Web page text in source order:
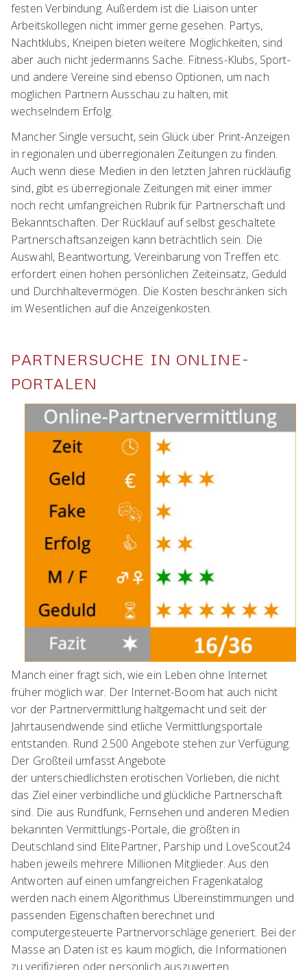
festen Verbindung. Außerdem ist die Liaison unter
Arbeitskollegen nicht immer gerne gesehen. Partys,
Nachtklubs, Kneipen bieten weitere Möglichkeiten, sind
aber auch nicht jedermanns Sache. Fitness-Klubs, Sport-
und andere Vereine sind ebenso Optionen, um nach
möglichen Partnern Ausschau zu halten, mit
wechselndem Erfolg.
Mancher Single versucht, sein Glück über Print-Anzeigen
in regionalen und überregionalen Zeitungen zu finden.
Auch wenn diese Medien in den letzten Jahren rückläufig
sind, gibt es überregionale Zeitungen mit einer immer
noch recht umfangreichen Rubrik für Partnerschaft und
Bekanntschaften. Der Rücklauf auf selbst geschaltete
Partnerschaftsanzeigen kann beträchtlich sein. Die
Auswahl, Beantwortung, Vereinbarung von Treffen etc.
erfordert einen hohen persönlichen Zeiteinsatz, Geduld
und Durchhaltevermögen. Die Kosten beschränken sich
im Wesentlichen auf die Anzeigenkosten.
PARTNERSUCHE IN ONLINE-
PORTALEN
Manch einer fragt sich, wie ein Leben ohne Internet
früher möglich war. Der Internet-Boom hat auch nicht
vor der Partnervermittlung haltgemacht und seit der
Jahrtausendwende sind etliche Vermittlungsportale
entstanden. Rund 2.500 Angebote stehen zur Verfügung.
Der Großteil umfasst Angebote
der unterschiedlichsten erotischen Vorlieben, die nicht
das Ziel einer verbindliche und glückliche Partnerschaft
sind. Die aus Rundfunk, Fernsehen und anderen Medien
bekannten Vermittlungs-Portale, die größten in
Deutschland sind ElitePartner, Parship und LoveScout24
haben jeweils mehrere Millionen Mitglieder. Aus den
Antworten auf einen umfangreichen Fragenkatalog
werden nach einem Algorithmus Übereinstimmungen und
passenden Eigenschaften berechnet und
computergesteuerte Partnervorschläge generiert. Bei der
Masse an Daten ist es kaum möglich, die Informationen
zu verifizieren oder persönlich auszuwerten.